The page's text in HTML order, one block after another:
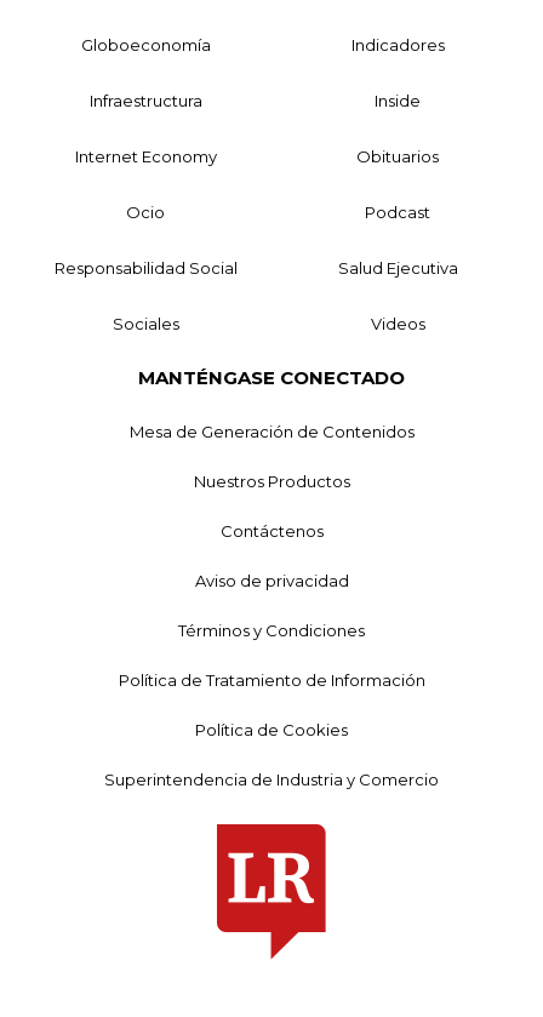
Globoeconomía Indicadores
Infraestructura Inside
Internet Economy Obituarios
Ocio Podcast
Responsabilidad Social Salud Ejecutiva
Sociales Videos
MANTÉNGASE CONECTADO
Mesa de Generación de Contenidos
Nuestros Productos
Contáctenos
Aviso de privacidad
Términos y Condiciones
Política de Tratamiento de Información
Política de Cookies
Superintendencia de Industria y Comercio